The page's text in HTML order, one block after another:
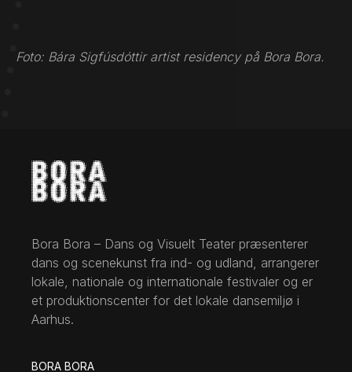
Foto: Bára Sigfúsdóttir artist residency på Bora Bora.
Bora Bora – Dans og Visuelt Teater præsenterer
dans og scenekunst fra ind- og udland, arrangerer
lokale, nationale og internationale festivaler og er
et produktionscenter for det lokale dansemiljø i
Aarhus.
BORA BORA